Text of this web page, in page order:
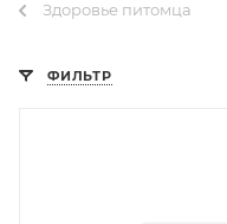
Здоровье питомца
ФИЛЬТР